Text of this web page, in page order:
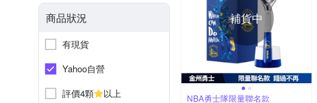
商品狀況
有現貨
Yahoo自營
評價4顆
以上
補貨中
NBA勇士隊限量聯名款